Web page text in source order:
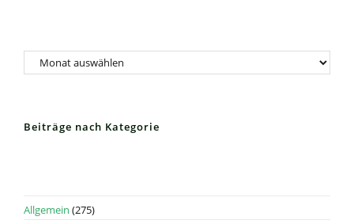
Archiv
Beiträge nach Kategorie
Allgemein (275)